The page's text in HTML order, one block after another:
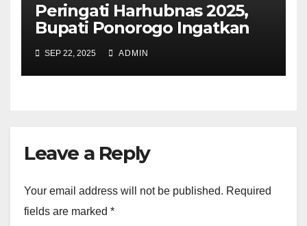
Peringati Harhubnas 2025,
Bupati Ponorogo Ingatkan
Peningkatan Pelayanan
Transportasi
SEP 22, 2025 ADMIN
Leave a Reply
Your email address will not be published. Required
fields are marked *